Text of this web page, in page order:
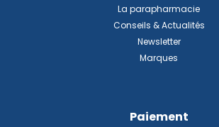
La parapharmacie
Conseils & Actualités
Newsletter
Marques
Paiement